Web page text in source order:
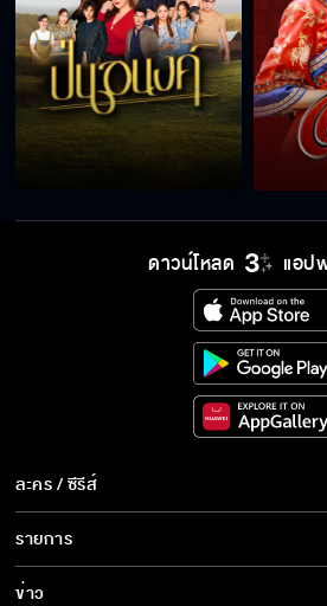
ตอบได้หรือยังว่าจ
เป็นหมอก็มีของได้
นับสิ ขอเป็นแฟนกี่ร
เห็นผีแล้วใช่มั้ย
ดาวน์โหลด แอป
ละคร / ซีรีส์
ละคร/ซีรีส์
ซีรีส์นานาชาติ
รายการ
รายการทั้งหมด
ข่าว